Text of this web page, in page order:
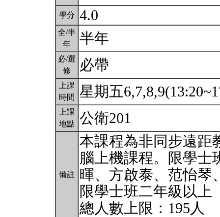
學分 4.0
全/半
年
半年
必/選
修
必帶
上課
時間
星期五
上課
地點 公衛201
備註
本課程為非同步遠距
腦上機課程。限學士
暉、方啟泰、范怡琴
限學士班二年級以上
總人數上限：195人